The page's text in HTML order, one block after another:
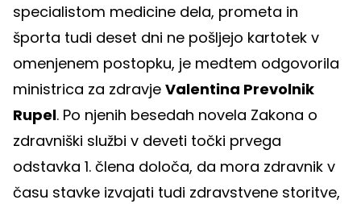
specialistom medicine dela, prometa in
športa tudi deset dni ne pošljejo kartotek v
omenjenem postopku, je medtem odgovorila
ministrica za zdravje Valentina Prevolnik
Rupel. Po njenih besedah novela Zakona o
zdravniški službi v deveti točki prvega
odstavka 1. člena določa, da mora zdravnik v
času stavke izvajati tudi zdravstvene storitve,